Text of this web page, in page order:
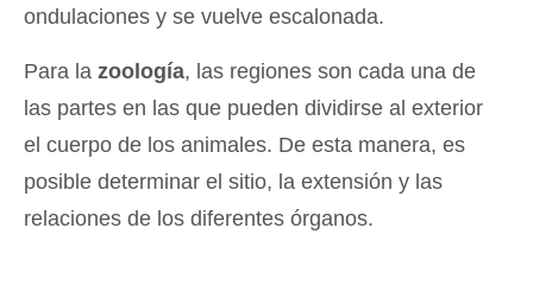
ondulaciones y se vuelve escalonada.
Para la zoología, las regiones son cada una de
las partes en las que pueden dividirse al exterior
el cuerpo de los animales. De esta manera, es
posible determinar el sitio, la extensión y las
relaciones de los diferentes órganos.